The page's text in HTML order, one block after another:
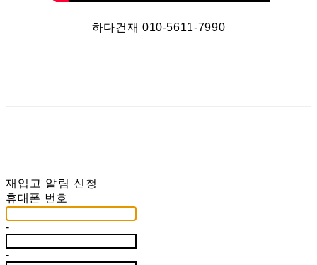
하다건재 010-5611-7990
재입고 알림 신청
휴대폰 번호
-
-